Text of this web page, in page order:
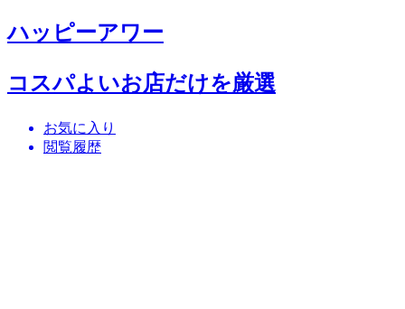
ハッピーアワー
コスパよいお店だけを厳選
お気に入り
閲覧履歴